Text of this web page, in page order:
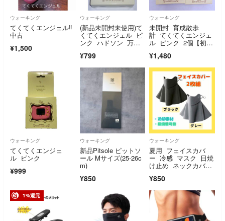
ウォーキング
てくてくエンジェル‼️
中古
¥1,500
ウォーキング
(新品未開封未使用)て
くてくエンジェル ピ
ンク ハドソン 万歩
¥799
ウォーキング
未開封 育成散歩
計 てくてくエンジェ
ル ピンク 2個【初期
¥1,480
ウォーキング
てくてくエンジェ
ル ピンク
¥999
ウォーキング
新品Pitsole ピットソ
ール Mサイズ(25-26c
m)
¥850
ウォーキング
夏用 フェイスカバ
ー 冷感 マスク 日焼
け止め ネックカバ
用 アウトドア スポ
ーツ 旅行
¥850
1%還元